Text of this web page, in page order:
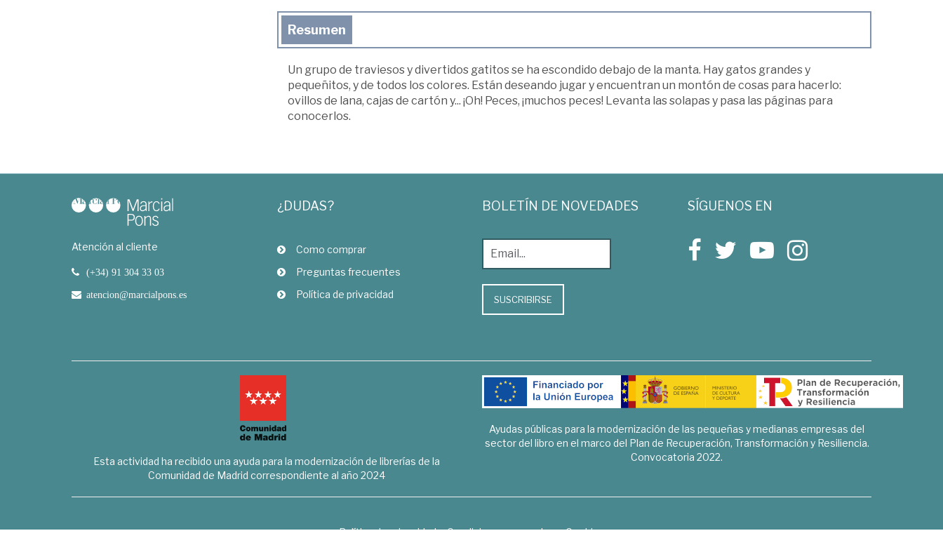
Resumen
Un grupo de traviesos y divertidos gatitos se ha escondido debajo de la manta. Hay gatos grandes y
pequeñitos, y de todos los colores. Están deseando jugar y encuentran un montón de cosas para hacerlo:
ovillos de lana, cajas de cartón y... ¡Oh! Peces, ¡muchos peces! Levanta las solapas y pasa las páginas para
conocerlos.
Atención al cliente
(+34) 91 304 33 03
atencion@marcialpons.es
¿DUDAS?
Como comprar
Preguntas frecuentes
Política de privacidad
BOLETÍN DE NOVEDADES
SUSCRIBIRSE
SÍGUENOS EN
Esta actividad ha recibido una ayuda para la modernización de librerías de la
Comunidad de Madrid correspondiente al año 2024
Ayudas públicas para la modernización de las pequeñas y medianas empresas del
sector del libro en el marco del Plan de Recuperación, Transformación y Resiliencia.
Convocatoria 2022.
Política de privacidad Condiciones generales
Cookies